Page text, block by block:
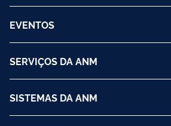
EVENTOS
SERVIÇOS DA ANM
SISTEMAS DA ANM